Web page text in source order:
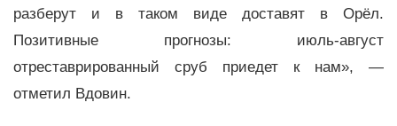
разберут и в таком виде доставят в Орёл.
Позитивные прогнозы: июль-август
отреставрированный сруб приедет к нам», —
отметил Вдовин.